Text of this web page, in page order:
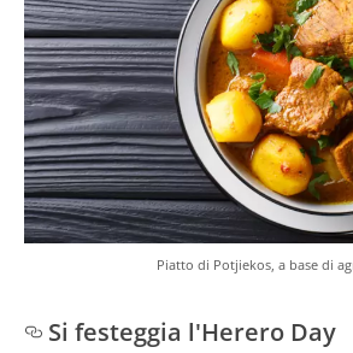
Piatto di Potjiekos, a base di
Si festeggia l'Herero Day